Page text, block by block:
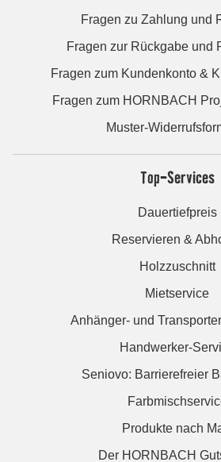
Fragen zu Zahlung und
Fragen zur Rückgabe und
Fragen zum Kundenkonto &
Fragen zum HORNBACH
Muster-
Top-Services
Dauertiefpreis
Reservieren &
Holzzuschnitt
Mietservice
Anhänger- und
Handwerker-
Seniovo: Barrierefreier
Produkte nach
Der HORNBACH